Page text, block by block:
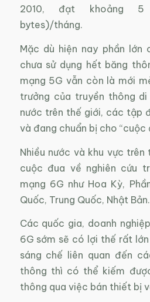
2010, đạt khoảng 5
bytes)/tháng.
Mặc dù hiện nay phần
chưa sử dụng hết băng
mạng 5G vẫn còn là mới
trưởng của truyền thông
nước trên thế giới, các tập
và đang chuẩn bị cho “cuộc
Nhiều nước và khu vực
cuộc đua về nghiên cứu
mạng 6G như Hoa Kỳ,
Quốc, Trung Quốc, Nhật
Các quốc gia, doanh
6G sớm sẽ có lợi thế rất
sáng chế liên quan đến
thông thì có thể kiếm
thông qua việc bán thiết bị